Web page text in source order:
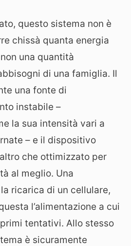
questo sistema non è
chissà quanta energia
una quantità
di una famiglia. Il
una fonte di
instabile –
la sua intensità vari a
– e il dispositivo
che ottimizzato per
al meglio. Una
ricarica di un cellulare,
l’alimentazione a cui
tentativi. Allo stesso
è sicuramente